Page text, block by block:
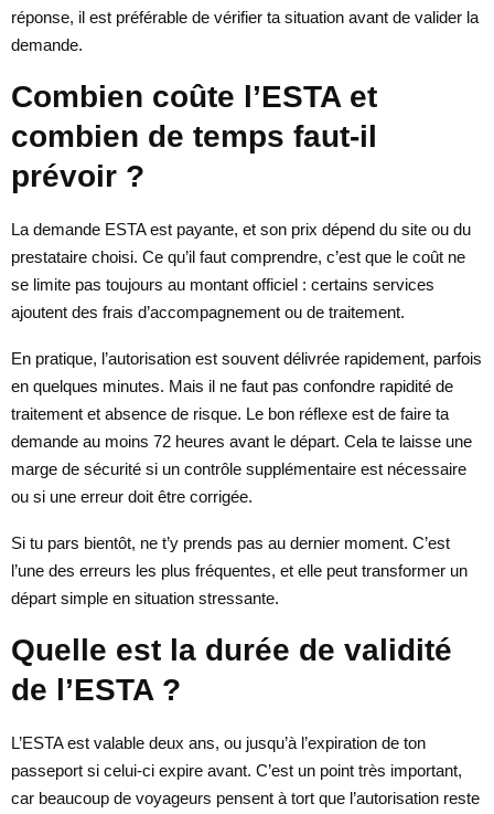
réponse, il est préférable de vérifier ta situation avant de valider la
demande.
Combien coûte l’ESTA et
combien de temps faut-il
prévoir ?
La demande ESTA est payante, et son prix dépend du site ou du
prestataire choisi. Ce qu’il faut comprendre, c’est que le coût ne
se limite pas toujours au montant officiel : certains services
ajoutent des frais d’accompagnement ou de traitement.
En pratique, l’autorisation est souvent délivrée rapidement, parfois
en quelques minutes. Mais il ne faut pas confondre rapidité de
traitement et absence de risque. Le bon réflexe est de faire ta
demande au moins 72 heures avant le départ. Cela te laisse une
marge de sécurité si un contrôle supplémentaire est nécessaire
ou si une erreur doit être corrigée.
Si tu pars bientôt, ne t’y prends pas au dernier moment. C’est
l’une des erreurs les plus fréquentes, et elle peut transformer un
départ simple en situation stressante.
Quelle est la durée de validité
de l’ESTA ?
L’ESTA est valable deux ans, ou jusqu’à l’expiration de ton
passeport si celui-ci expire avant. C’est un point très important,
car beaucoup de voyageurs pensent à tort que l’autorisation reste